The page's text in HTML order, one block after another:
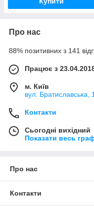
Про нас
88% позитивних з 141
Працює з
м. Київ
вул. Братиславська,
Контакти
Сьогодні вихідний
Показати весь
Про нас
Контакти